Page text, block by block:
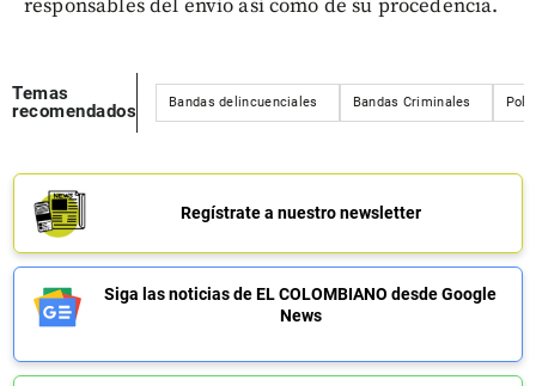
responsables del envío así como de su procedencia.
Temas
recomendados
Bandas delincuenciales Bandas Criminales
Regístrate a nuestro newsletter
Siga las noticias de EL COLOMBIANO desde Google
News